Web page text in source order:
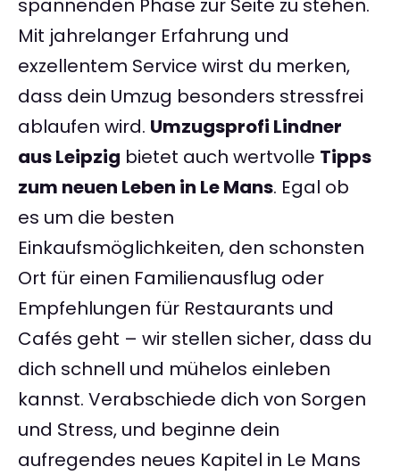
spannenden Phase zur Seite zu stehen.
Mit jahrelanger Erfahrung und
exzellentem Service wirst du merken,
dass dein Umzug besonders stressfrei
ablaufen wird. Umzugsprofi Lindner
aus Leipzig bietet auch wertvolle Tipps
zum neuen Leben in Le Mans. Egal ob
es um die besten
Einkaufsmöglichkeiten, den schonsten
Ort für einen Familienausflug oder
Empfehlungen für Restaurants und
Cafés geht – wir stellen sicher, dass du
dich schnell und mühelos einleben
kannst. Verabschiede dich von Sorgen
und Stress, und beginne dein
aufregendes neues Kapitel in Le Mans